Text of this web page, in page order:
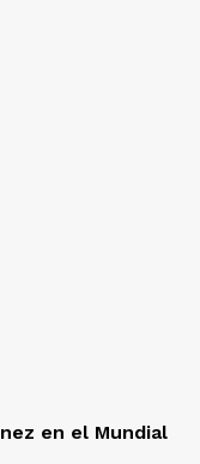
en el Mundial